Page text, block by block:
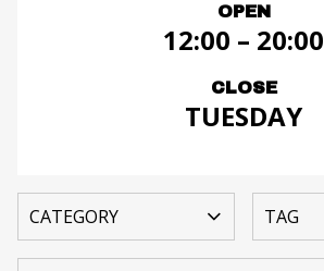
OPEN
12:00 – 20:00
CLOSE
TUESDAY